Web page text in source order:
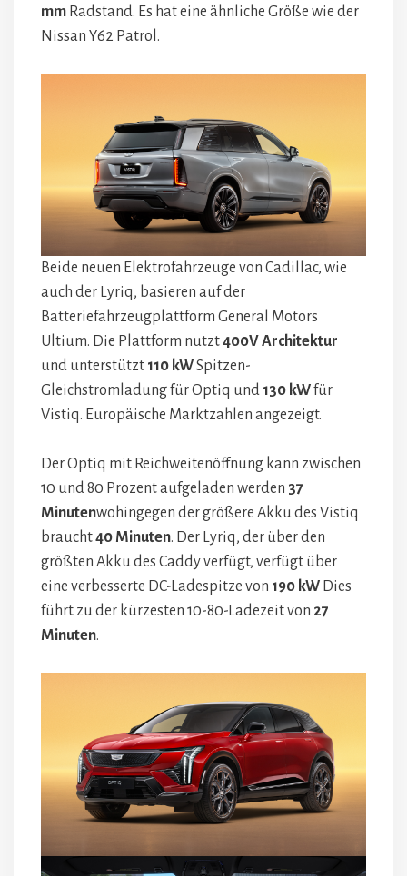
mm Radstand. Es hat eine ähnliche Größe wie der
Nissan Y62 Patrol.
Beide neuen Elektrofahrzeuge von Cadillac, wie
auch der Lyriq, basieren auf der
Batteriefahrzeugplattform General Motors
Ultium. Die Plattform nutzt400VArchitektur
und unterstützt 110 kWSpitzen-
Gleichstromladung für Optiq und 130 kWfür
Vistiq. Europäische Marktzahlen angezeigt.
Der Optiq mit Reichweitenöffnung kann zwischen
10 und 80 Prozent aufgeladen werden 37
Minutenwohingegen der größere Akku des Vistiq
braucht40 Minuten. Der Lyriq, der über den
größten Akku des Caddy verfügt, verfügt über
eine verbesserte DC-Ladespitze von 190 kW Dies
führt zu der kürzesten 10-80-Ladezeit von 27
Minuten.